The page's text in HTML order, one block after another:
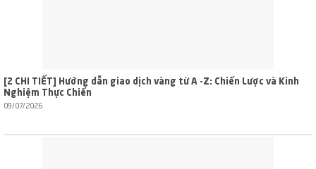
[2 CHI TIẾT] Hướng dẫn giao dịch vàng từ A -Z: Chiến Lược và Kinh
Nghiệm Thực Chiến
09/07/2026